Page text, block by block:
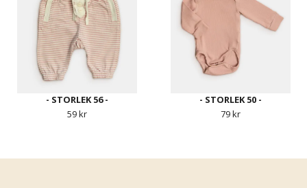
- STORLEK 56 -
59 kr
- STORLEK 50 -
79 kr